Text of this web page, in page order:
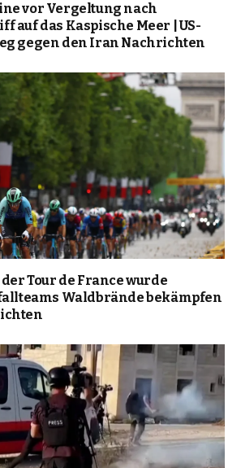
vor Vergeltung nach
auf das Kaspische Meer | US-
gegen den Iran Nachrichten
der Tour de France wurde
Waldbrände bekämpfen